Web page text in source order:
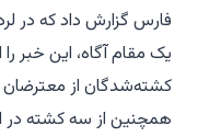
فارس گزارش داد که در
یک مقام آگاه، این خبر
کشته‌شدگان از معترضان
همچنین از سه کشته در